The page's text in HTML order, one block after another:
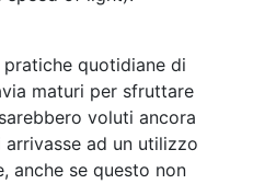
quotidiane di
maturi per sfruttare
voluti ancora
ad un utilizzo
anche se questo non